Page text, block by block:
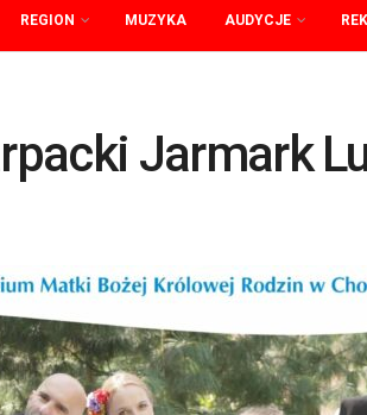
REGION MUZYKA AUDYCJE
Jarmark